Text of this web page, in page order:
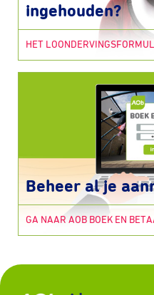
ingehouden?
HET
Beheer al je
GA NAAR AOB BOEK EN